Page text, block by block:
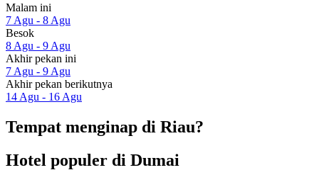
Malam ini
7 Agu - 8 Agu
Besok
8 Agu - 9 Agu
Akhir pekan ini
7 Agu - 9 Agu
Akhir pekan berikutnya
14 Agu - 16 Agu
Tempat menginap di Riau?
Hotel populer di Dumai